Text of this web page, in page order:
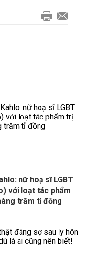
nữ hoạ sĩ LGBT
với loạt tác phẩm
trăm tỉ đồng